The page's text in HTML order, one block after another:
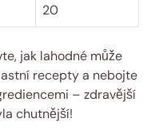
20
jak lahodné může
recepty a nebojte
– zdravější
chutnější!